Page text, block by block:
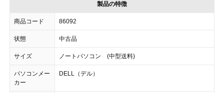
製品の特徴
商品コード 86092
状態 中古品
サイズ ノートパソコン (中型送料)
パソコンメー
カー
DELL（デル）